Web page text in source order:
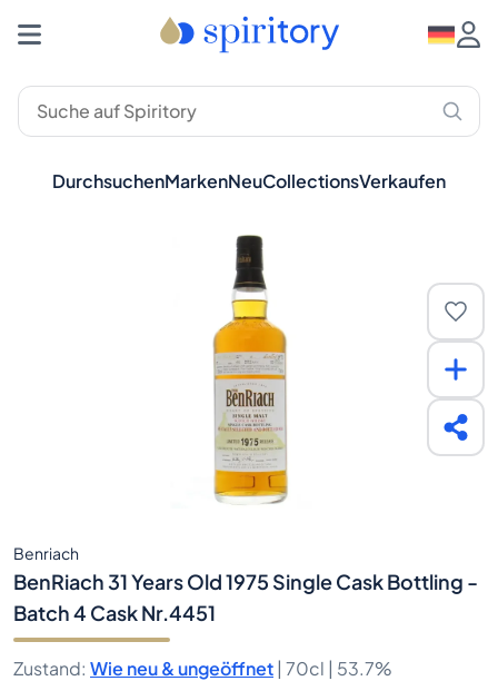
DurchsuchenMarkenNeuCollectionsVerkaufen
Benriach
BenRiach 31 Years Old 1975 Single Cask Bottling -
Batch 4 Cask Nr.4451
Zustand: Wie neu & ungeöffnet | 70cl | 53.7%